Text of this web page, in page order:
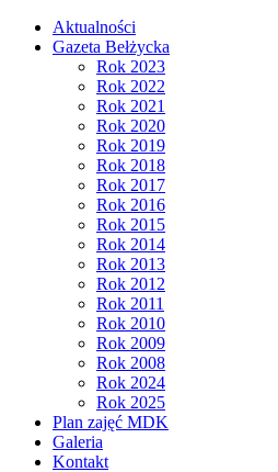
Aktualności
Gazeta Bełżycka
Rok 2023
Rok 2022
Rok 2021
Rok 2020
Rok 2019
Rok 2018
Rok 2017
Rok 2016
Rok 2015
Rok 2014
Rok 2013
Rok 2012
Rok 2011
Rok 2010
Rok 2009
Rok 2008
Rok 2024
Rok 2025
Plan zajęć MDK
Galeria
Kontakt